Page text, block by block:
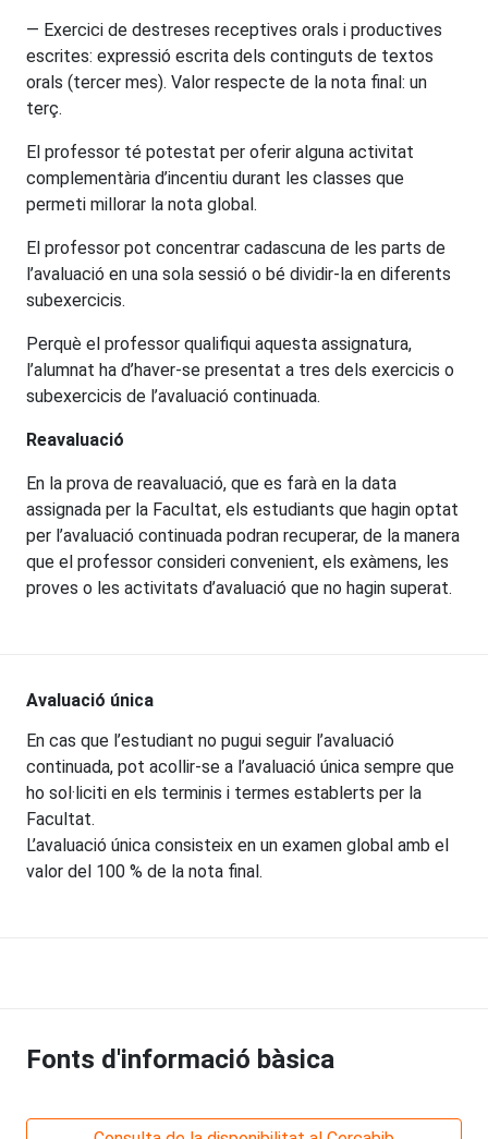
— Exercici de destreses receptives orals i productives
escrites: expressió escrita dels continguts de textos
orals (tercer mes). Valor respecte de la nota final: un
terç.
El professor té potestat per oferir alguna activitat
complementària d’incentiu durant les classes que
permeti millorar la nota global.
El professor pot concentrar cadascuna de les parts de
l’avaluació en una sola sessió o bé dividir-la en diferents
subexercicis.
Perquè el professor qualifiqui aquesta assignatura,
l’alumnat ha d’haver-se presentat a tres dels exercicis o
subexercicis de l’avaluació continuada.
Reavaluació
En la prova de reavaluació, que es farà en la data
assignada per la Facultat, els estudiants que hagin optat
per l’avaluació continuada podran recuperar, de la manera
que el professor consideri convenient, els exàmens, les
proves o les activitats d’avaluació que no hagin superat.
Avaluació única
En cas que l’estudiant no pugui seguir l’avaluació
continuada, pot acollir-se a l’avaluació única sempre que
ho sol·liciti en els terminis i termes establerts per la
Facultat.
L’avaluació única consisteix en un examen global amb el
valor del 100 % de la nota final.
Fonts d'informació bàsica